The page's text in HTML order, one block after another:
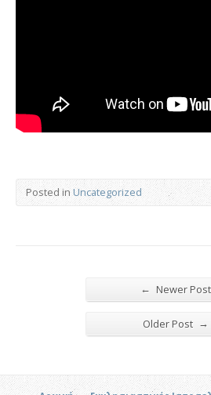
Posted in Uncategorized
← Newer Post
Older Post →